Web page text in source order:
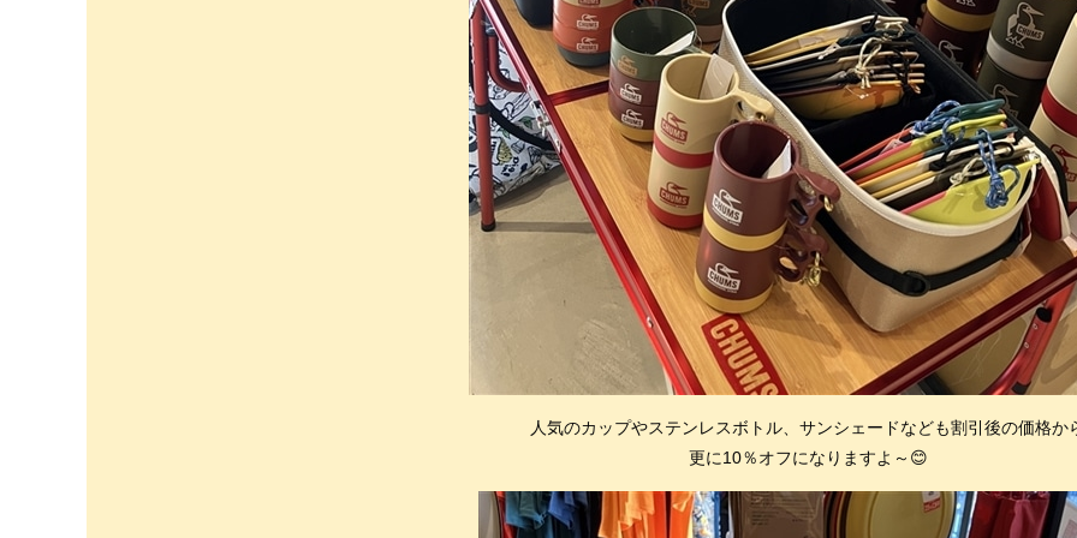
人気のカップやステンレスボトル、サンシェードなども割引後の価格か
更に10％オフになりますよ～😊